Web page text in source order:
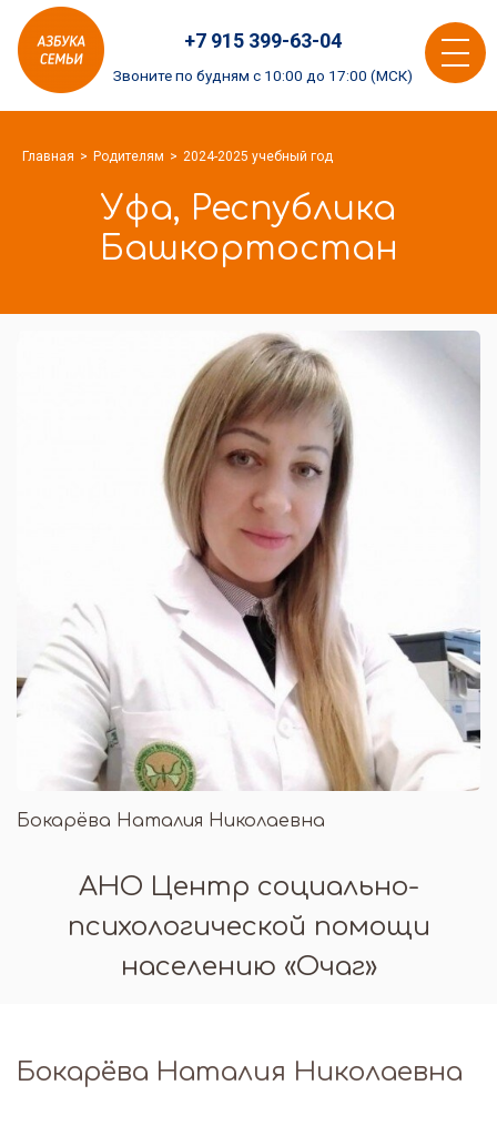
Азбука
семьи
logo
+7 915 399-63-04
Звоните по будням с 10:00 до 17:00 (МСК)
Toggle
Главная Родителям 2024-2025 учебный год
Уфа, Республика
Башкортостан
Бокарёва Наталия Николаевна
АНО Центр социально-
психологической помощи
населению «Очаг»
Бокарёва Наталия Николаевна